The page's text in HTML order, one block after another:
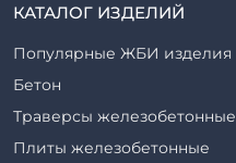
КАТАЛОГ ИЗДЕЛИЙ
Популярные ЖБИ изделия
Бетон
Траверсы железобетонные
Плиты железобетонные